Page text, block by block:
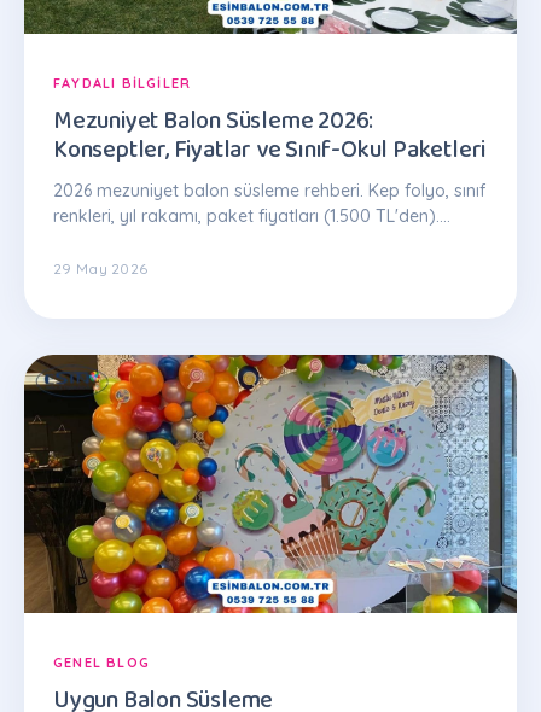
FAYDALI BILGILER
Mezuniyet Balon Süsleme 2026:
Konseptler, Fiyatlar ve Sınıf-Okul Paketleri
2026 mezuniyet balon süsleme rehberi. Kep folyo, sınıf
renkleri, yıl rakamı, paket fiyatları (1.500 TL'den).
29 May 2026
GENEL BLOG
Uygun Balon Süsleme